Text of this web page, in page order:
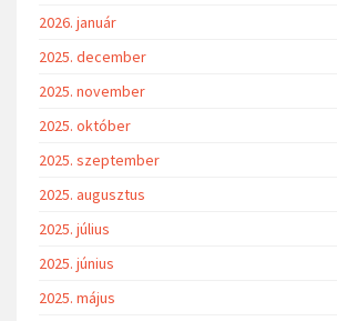
2026. január
2025. december
2025. november
2025. október
2025. szeptember
2025. augusztus
2025. július
2025. június
2025. május